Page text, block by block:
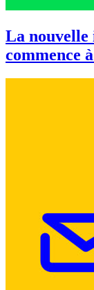
La nouvelle
commence